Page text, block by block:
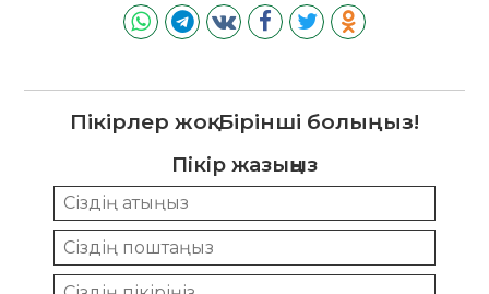
Пікірлер жоқ. Бірінші болыңыз!
Пікір жазыңыз